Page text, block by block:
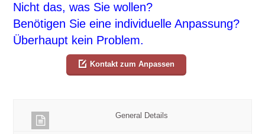
Nicht das, was Sie wollen?
Benötigen Sie eine individuelle Anpassung?
Überhaupt kein Problem.
Kontakt zum Anpassen
General Details